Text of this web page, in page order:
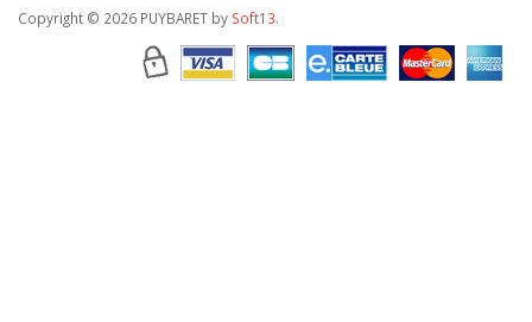
Copyright © 2026 PUYBARET by Soft13.